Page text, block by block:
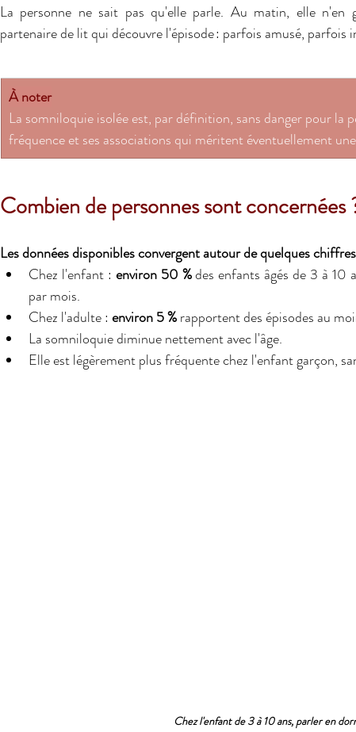
La personne ne sait pas qu'elle parle. Au matin, elle n'en
partenaire de lit qui découvre l'épisode : parfois amusé, parfois
À noter
La somniloquie isolée est, par définition, sans danger pour la
fréquence et ses associations qui méritent éventuellement
Combien de personnes sont concernées
Les données disponibles convergent autour de quelques
Chez l'enfant : environ 50 % des enfants âgés de 3 à 10
par mois.
Chez l'adulte : environ 5 % rapportent des épisodes au
La somniloquie diminue nettement avec l'âge.
Elle est légèrement plus fréquente chez l'enfant garçon,
Chez l'enfant de 3 à 10 ans, parler en